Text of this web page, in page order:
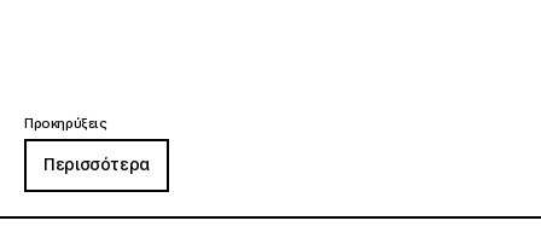
Προκηρύξεις
Περισσότερα